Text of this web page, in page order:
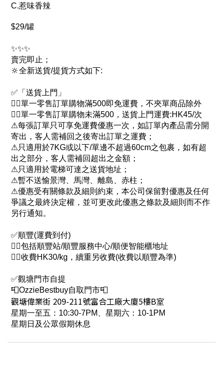
C.惹味香辣
$29/罐
✨✨✨
賣完即止；
🔆全新送貨/提貨方式如下:
✅「送貨上門」
👉🏻單一零售訂單購物滿500即免運費，不夾單商品除外
👉🏻單一零售訂單購物未滿500，送貨上門運費:HK45/次
⚠每張訂單只可享免運費優惠一次，如訂單內產品需分開
寄出，客人需補回之後寄出訂單之運費；
⚠只適用於7KG或以下/單邊不超過60cm之包裹，如有超
出之部分，客人需補回超出之金額；
⚠只適用於電梯可達之送貨地址；
⚠暫不送愉景灣、馬灣、離島、赤柱；
⚠優惠受有關條款及細則約束，本公司保留對優惠及任何
爭議之最終決定權，並可更改此優惠之條款及細則而不作
另行通知。
✅順豐(運費到付)
👉🏻包括順豐站/順豐服務中心/順便智能櫃地址
👉🏻收費HK30/kg，續重另收費(收費以順豐為準)
✅觀塘門市自提
📮OzzieBestbuy自取門市📮
觀塘偉業街 209-211號富合工廠大廈5樓B室
星期一至五：10:30-7PM、星期六：10-1PM
星期日及公眾假期休息